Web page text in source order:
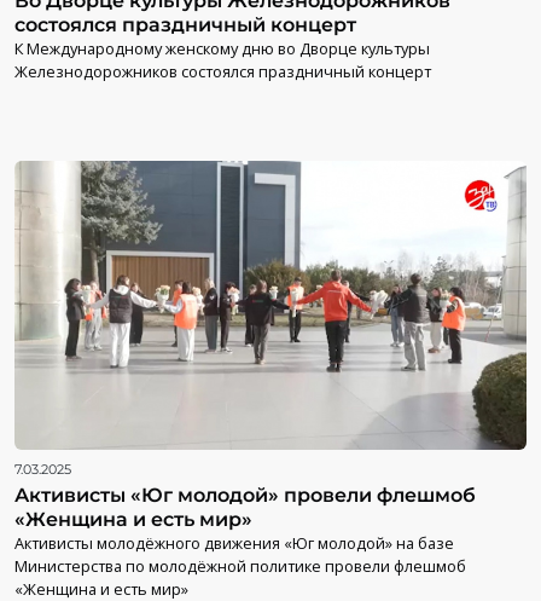
состоялся праздничный концерт
К Международному женскому дню во Дворце культуры
Железнодорожников состоялся праздничный концерт
7.03.2025
Активисты «Юг молодой» провели флешмоб
«Женщина и есть мир»
Активисты молодёжного движения «Юг молодой» на базе
Министерства по молодёжной политике провели флешмоб
«Женщина и есть мир»